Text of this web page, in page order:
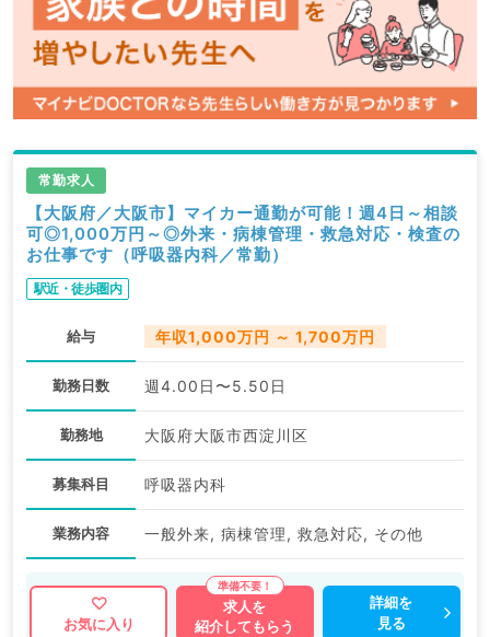
常勤求人
【大阪府／大阪市】マイカー通勤が可能！週4日～相談
可◎1,000万円～◎外来・病棟管理・救急対応・検査の
お仕事です（呼吸器内科／常勤）
駅近・徒歩圏内
給与 年収1,000万円 ～ 1,700万円
勤務日数 週4.00日〜5.50日
勤務地 大阪府大阪市西淀川区
募集科目 呼吸器内科
業務内容 一般外来, 病棟管理, 救急対応, その他
お気に入り
求人を
紹介してもらう
詳細を
見る